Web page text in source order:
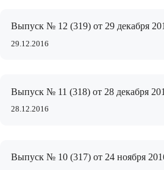
Выпуск № 12 (319) от 29 декабря
29.12.2016
Выпуск № 11 (318) от 28 декабря
28.12.2016
Выпуск № 10 (317) от 24 ноября